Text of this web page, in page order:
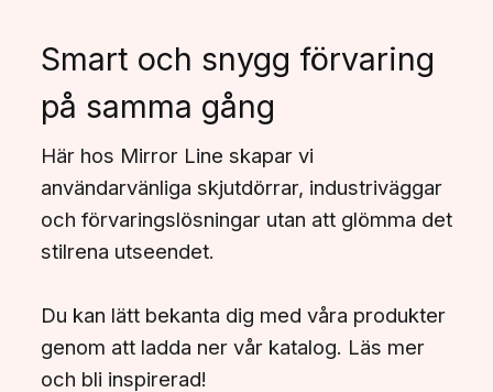
Smart och snygg förvaring
på samma gång
Här hos Mirror Line skapar vi
användarvänliga skjutdörrar, industriväggar
och förvaringslösningar utan att glömma det
stilrena utseendet.
Du kan lätt bekanta dig med våra produkter
genom att ladda ner vår katalog. Läs mer
och bli inspirerad!